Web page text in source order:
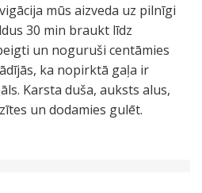
mūs aizveda uz pilnīgi
30 min braukt līdz
un noguruši centāmies
ka nopirktā gaļa ir
Karsta duša, auksts alus,
un dodamies gulēt.